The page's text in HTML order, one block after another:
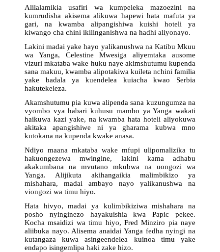
Alilalamikia usafiri wa kumpeleka mazoezini na
kumrudisha akisema alikuwa hapewi hata mafuta ya
gari, na kwamba alipangishiwa kuishi hoteli ya
kiwango cha chini ikilinganishwa na hadhi aliyonayo.
Lakini madai yake hayo yalikanushwa na Katibu Mkuu
wa Yanga, Celestine Mwesiga aliyemtaka ausome
vizuri mkataba wake huku naye akimshutumu kupenda
sana makuu, kwamba alipotakiwa kuileta nchini familia
yake badala ya kuendelea kuiacha kwao Serbia
hakutekeleza.
Akamshutumu pia kuwa alipenda sana kuzungumza na
vyombo vya habari kuhusu mambo ya Yanga wakati
haikuwa kazi yake, na kwamba hata hoteli aliyokuwa
akitaka apangishiwe ni ya gharama kubwa mno
kutokana na kupenda kwake anasa.
Ndiyo maana mkataba wake mfupi ulipomalizika tu
hakuongezewa mwingine, lakini kama adhabu
akakumbana na mvutano mkubwa na uongozi wa
Yanga. Alijikuta akihangaikia malimbikizo ya
mishahara, madai ambayo nayo yalikanushwa na
viongozi wa timu hiyo.
Hata hivyo, madai ya kulimbikiziwa mishahara na
posho nyinginezo hayakuishia kwa Papic pekee.
Kocha msaidizi wa timu hiyo, Fred Minziro pia naye
aliibuka nayo. Alisema anaidai Yanga fedha nyingi na
kutangaza kuwa asingeendelea kuinoa timu yake
endapo isingemlipa haki zake hizo.